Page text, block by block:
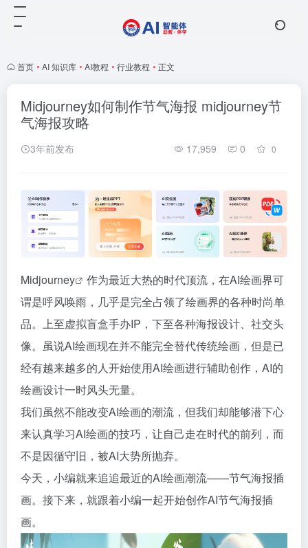
首页 • AI 知识库 • AI教程 • 行业教程 • 正文
Midjourney如何制作节气海报 midjourney节
气海报攻略
3年前发布 17,959 0 0
Midjourney
作为最近大热的时代顶流，在AI绘画界可
谓是呼风唤雨，几乎是完全占领了绘画界的各种时尚单
品。上至虚拟盲盒手办IP，下至各种海报设计、社交头
像。虽说AI绘画现在并不能完全替代传统绘画，但是已
经有越来越多的人开始使用AI绘画进行辅助创作，AI的
绘画设计一时风头无量。
我们虽然不能改变AI绘画的潮流，但我们却能够潜下心
来认真学习AI绘画的技巧，让自己走在时代的前列，而
不是因循守旧，被AI大势所抛弃。
今天，小编就来追追最近的AI绘画潮流——节气海报插
画。接下来，就跟着小编一起开始创作AI节气海报插
画。